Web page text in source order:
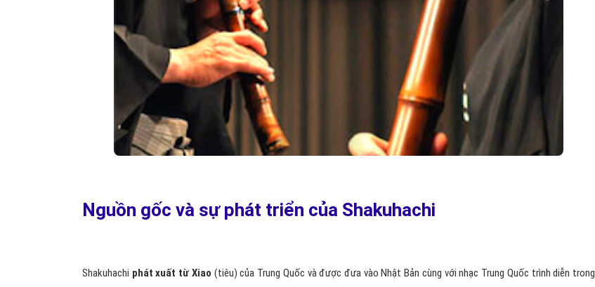
Nguồn gốc và sự phát triển của Shakuhachi
Shakuhachi phát xuất từ Xiao (tiêu) của Trung Quốc và được đưa vào Nhật Bản cùng với nhạc Trung Quốc trình diễn trong